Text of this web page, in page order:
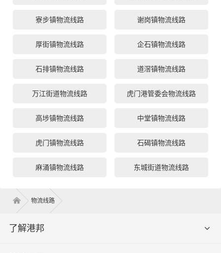
寮步镇物流线路 谢岗镇物流线路
厚街镇物流线路 企石镇物流线路
石排镇物流线路 道滘镇物流线路
万江街道物流线路 虎门港管委会物流线路
高埗镇物流线路 中堂镇物流线路
虎门镇物流线路 石碣镇物流线路
麻涌镇物流线路 东城街道物流线路
物流线路
了解港邦